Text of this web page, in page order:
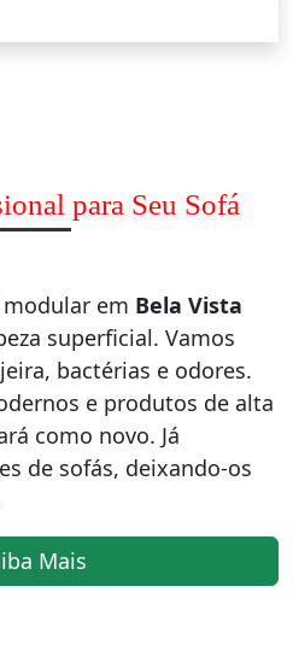
para Seu Sofá
em Bela Vista
superficial. Vamos
bactérias e odores.
e produtos de alta
como novo. Já
de sofás, deixando-os
Mais